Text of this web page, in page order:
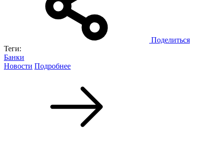
Поделиться
Теги:
Банки
Новости Подробнее